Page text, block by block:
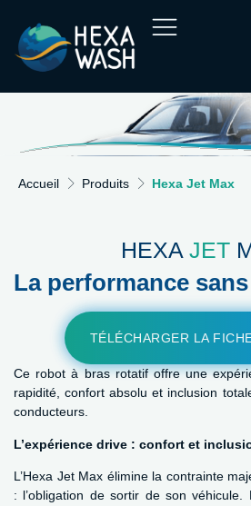
Accueil Produits Hexa Jet Max
HEXA JET
La performance
TÉLÉCHARGER LA
Ce robot à bras rotatif offre une
rapidité, confort absolu et inclusion
conducteurs.
L’expérience drive : confort et
L’Hexa Jet Max élimine la contrainte
: l’obligation de sortir de son